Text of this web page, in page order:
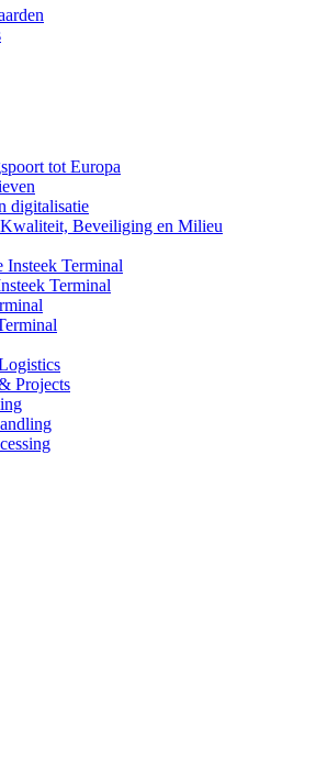
tot Europa
digitalisatie
Beveiliging en Milieu
Terminal
Terminal
Projects